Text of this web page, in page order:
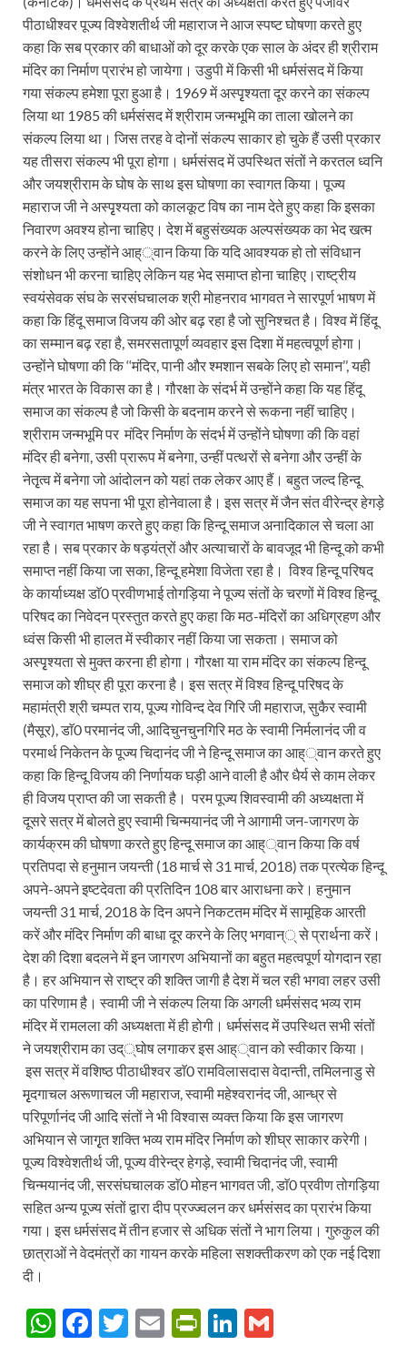
पीठाधीश्वर पूज्य विश्वेशतीर्थ जी महाराज ने आज स्पष्ट घोषणा करते हुए
कहा कि सब प्रकार की बाधाओं को दूर करके एक साल के अंदर ही श्रीराम
मंदिर का निर्माण प्रारंभ हो जायेगा। उडुपी में किसी भी धर्मसंसद में किया
गया संकल्प हमेशा पूरा हुआ है। 1969 में अस्पृृश्यता दूर करने का संकल्प
लिया था 1985 की धर्मसंसद में श्रीराम जन्मभूमि का ताला खोलने का
संकल्प लिया था। जिस तरह वे दोनों संकल्प साकार हो चुके हैं उसी प्रकार
यह तीसरा संकल्प भी पूरा होगा। धर्मसंसद में उपस्थित संतों ने करतल ध्वनि
और जयश्रीराम के घोष के साथ इस घोषणा का स्वागत किया। पूज्य
महाराज जी ने अस्पृृश्यता को कालकूट विष का नाम देते हुए कहा कि इसका
निवारण अवश्य होना चाहिए। देश में बहुसंख्यक अल्पसंख्यक का भेद खत्म
करने के लिए उन्होंने आह््वान किया कि यदि आवश्यक हो तो संविधान
संशोधन भी करना चाहिए लेकिन यह भेद समाप्त होना चाहिए।राष्ट्रीय
स्वयंसेवक संघ के सरसंघचालक श्री मोहनराव भागवत ने सारपूर्ण भाषण में
कहा कि हिंदू समाज विजय की ओर बढ़ रहा है जो सुनिश्चत है। विश्व में हिंदू
का सम्मान बढ़ रहा है, समरसतापूर्ण व्यवहार इस दिशा में महत्वपूर्ण होगा।
उन्होंने घोषणा की कि ‘‘मंदिर, पानी और श्मशान सबके लिए हो समान’’, यही
मंत्र भारत के विकास का है। गौरक्षा के संदर्भ में उन्होंने कहा कि यह हिंदू
समाज का संकल्प है जो किसी के बदनाम करने से रूकना नहीं चाहिए।
श्रीराम जन्मभूमि पर मंदिर निर्माण के संदर्भ में उन्होंने घोषणा की कि वहां
मंदिर ही बनेगा, उसी प्रारूप में बनेगा, उन्हीं पत्थरों से बनेगा और उन्हीं के
नेतृृत्व में बनेगा जो आंदोलन को यहां तक लेकर आए हैं। बहुत जल्द हिन्दू
समाज का यह सपना भी पूरा होनेवाला है। इस सत्र में जैन संत वीरेन्द्र हेगड़े
जी ने स्वागत भाषण करते हुए कहा कि हिन्दू समाज अनादिकाल से चला आ
रहा है। सब प्रकार के षड़यंत्रों और अत्याचारों के बावजूद भी हिन्दू को कभी
समाप्त नहीं किया जा सका, हिन्दू हमेशा विजेता रहा है। विश्व हिन्दू परिषद
के कार्याध्यक्ष डाॅ0 प्रवीणभाई तोगड़िया ने पूज्य संतों के चरणों में विश्व हिन्दू
परिषद का निवेदन प्रस्तुत करते हुए कहा कि मठ-मंदिरों का अधिग्रहण और
ध्वंस किसी भी हालत में स्वीकार नहीं किया जा सकता। समाज को
अस्पृृश्यता से मुक्त करना ही होगा। गौरक्षा या राम मंदिर का संकल्प हिन्दू
समाज को शीघ्र ही पूरा करना है। इस सत्र में विश्व हिन्दू परिषद के
महामंत्री श्री चम्पत राय, पूज्य गोविन्द देव गिरि जी महाराज, सुकैर स्वामी
(मैसूर), डाॅ0 परमानंद जी, आदिचुनचुनगिरि मठ के स्वामी निर्मलानंद जी व
परमार्थ निकेतन के पूज्य चिदानंद जी ने हिन्दू समाज का आह््वान करते हुए
कहा कि हिन्दू विजय की निर्णायक घड़ी आने वाली है और धैर्य से काम लेकर
ही विजय प्राप्त की जा सकती है। परम पूज्य शिवस्वामी की अध्यक्षता में
दूसरे सत्र में बोलते हुए स्वामी चिन्मयानंद जी ने आगामी जन-जागरण के
कार्यक्रम की घोषणा करते हुए हिन्दू समाज का आह््वान किया कि वर्ष
प्रतिपदा से हनुमान जयन्ती (18 मार्च से 31 मार्च, 2018) तक प्रत्येक हिन्दू
अपने-अपने इष्टदेवता की प्रतिदिन 108 बार आराधना करे। हनुमान
जयन्ती 31 मार्च, 2018 के दिन अपने निकटतम मंदिर में सामूहिक आरती
करें और मंदिर निर्माण की बाधा दूर करने के लिए भगवान्् से प्रार्थना करें।
देश की दिशा बदलने में इन जागरण अभियानों का बहुत महत्वपूर्ण योगदान रहा
है। हर अभियान से राष्ट्र की शक्ति जागी है देश में चल रही भगवा लहर उसी
का परिणाम है। स्वामी जी ने संकल्प लिया कि अगली धर्मसंसद भव्य राम
मंदिर में रामलला की अध्यक्षता में ही होगी। धर्मसंसद में उपस्थित सभी संतों
ने जयश्रीराम का उद््घोष लगाकर इस आह््वान को स्वीकार किया।
इस सत्र में वशिष्ठ पीठाधीश्वर डाॅ0 रामविलासदास वेदान्ती, तमिलनाडु से
मृृदगाचल अरूणाचल जी महाराज, स्वामी महेश्वरानंद जी, आन्ध्र से
परिपूर्णानंद जी आदि संतों ने भी विश्वास व्यक्त किया कि इस जागरण
अभियान से जागृृत शक्ति भव्य राम मंदिर निर्माण को शीघ्र साकार करेगी।
पूज्य विश्वेशतीर्थ जी, पूज्य वीरेन्द्र हेगड़े, स्वामी चिदानंद जी, स्वामी
चिन्मयानंद जी, सरसंघचालक डाॅ0 मोहन भागवत जी, डाॅ0 प्रवीण तोगड़िया
सहित अन्य पूज्य संतों द्वारा दीप प्रज्ज्वलन कर धर्मसंसद का प्रारंभ किया
गया। इस धर्मसंसद में तीन हजार से अधिक संतों ने भाग लिया। गुरुकुल की
छात्राओं ने वेदमंत्रों का गायन करके महिला सशक्तीकरण को एक नई दिशा
दी।
W F
T
E
P
Li